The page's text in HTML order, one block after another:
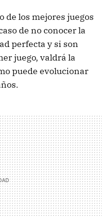
de los mejores juegos
de no conocer la
perfecta y si son
juego, valdrá la
puede evolucionar